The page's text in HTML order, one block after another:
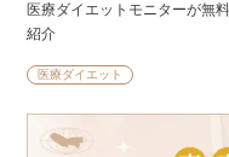
医療ダイエットモニターが無
紹介
医療ダイエット